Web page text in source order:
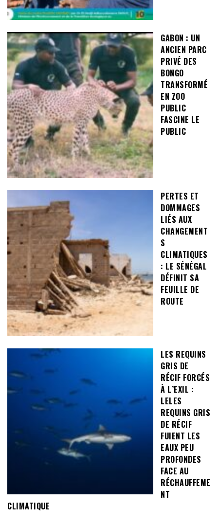
GABON : UN
ANCIEN PARC
PRIVÉ DES
BONGO
TRANSFORMÉ
EN ZOO
PUBLIC
FASCINE LE
PUBLIC
PERTES ET
DOMMAGES
LIÉS AUX
CHANGEMENT
S
CLIMATIQUES
: LE SÉNÉGAL
DÉFINIT SA
FEUILLE DE
ROUTE
LES REQUINS
GRIS DE
RÉCIF FORCÉS
À L’EXIL :
LELES
REQUINS GRIS
DE RÉCIF
FUIENT LES
EAUX PEU
PROFONDES
FACE AU
RÉCHAUFFEME
NT
CLIMATIQUE